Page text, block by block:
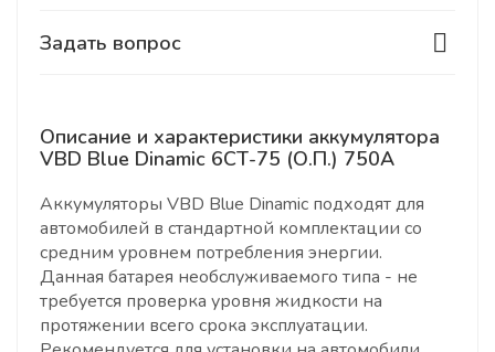
Задать вопрос
Описание и характеристики аккумулятора
VBD Blue Dinamic 6СТ-75 (О.П.) 750А
Аккумуляторы VBD Blue Dinamic подходят для
автомобилей в стандартной комплектации со
средним уровнем потребления энергии.
Данная батарея необслуживаемого типа - не
требуется проверка уровня жидкости на
протяжении всего срока эксплуатации.